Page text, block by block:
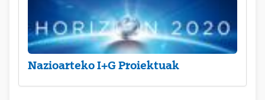
Nazioarteko I+G Proiektuak